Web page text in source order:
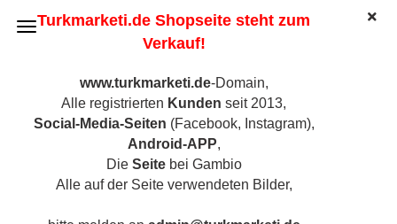
Turkmarketi.de Shopseite steht zum
Verkauf!
www.turkmarketi.de-Domain,
Alle registrierten Kunden seit 2013,
Social-Media-Seiten (Facebook, Instagram),
Android-APP,
Die Seitebei Gambio
Alle auf der Seite verwendeten Bilder,
Öz Kayseri Rinderschinken in Scheiben, 100gr